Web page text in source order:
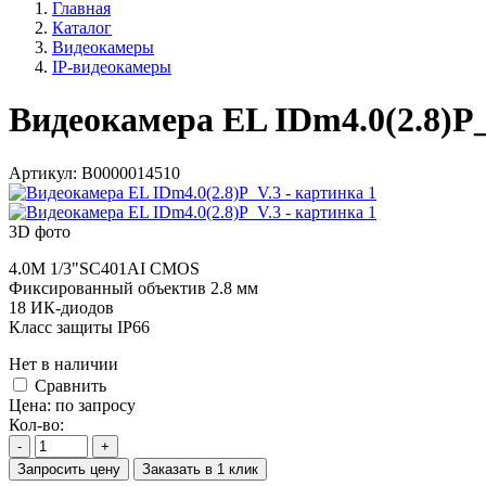
Главная
Каталог
Видеокамеры
IP-видеокамеры
Видеокамера EL
Артикул: В0000014510
3D фото
4.0M 1/3"SC401AI CMOS
Фиксированный объектив 2.8 мм
18 ИК-диодов
Класс защиты IP66
Нет в наличии
Cравнить
Цена: по запросу
Кол-во:
-
+
Запросить цену
Заказать в 1 клик